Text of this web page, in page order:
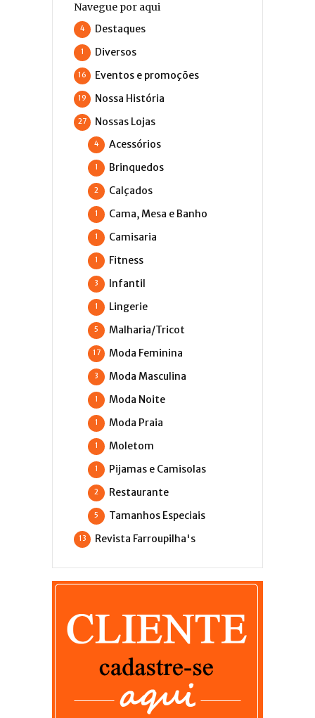
Navegue por aqui
Destaques
4
Diversos
1
Eventos e promoções
16
Nossa História
19
Nossas Lojas
27
Acessórios
4
Brinquedos
1
Calçados
2
Cama, Mesa e Banho
1
Camisaria
1
Fitness
1
Infantil
3
Lingerie
1
Malharia/Tricot
5
Moda Feminina
17
Moda Masculina
3
Moda Noite
1
Moda Praia
1
Moletom
1
Pijamas e Camisolas
1
Restaurante
2
Tamanhos Especiais
5
Revista Farroupilha's
13